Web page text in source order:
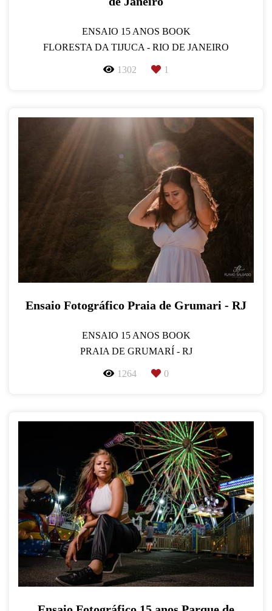
ENSAIO 15 ANOS BOOK
FLORESTA DA TIJUCA - RIO DE JANEIRO
1302 1
Ensaio Fotográfico Praia de Grumari - RJ
ENSAIO 15 ANOS BOOK
PRAIA DE GRUMARÍ - RJ
1264 0